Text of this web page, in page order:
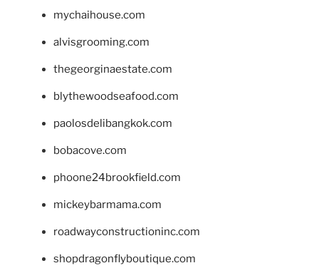
mychaihouse.com
alvisgrooming.com
thegeorginaestate.com
blythewoodseafood.com
paolosdelibangkok.com
bobacove.com
phoone24brookfield.com
mickeybarmama.com
roadwayconstructioninc.com
shopdragonflyboutique.com